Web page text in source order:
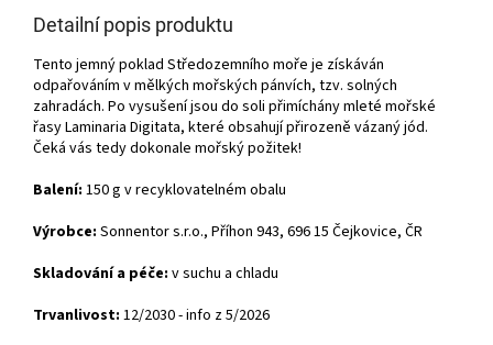
Detailní popis produktu
Tento jemný poklad Středozemního moře je získáván
odpařováním v mělkých mořských pánvích, tzv. solných
zahradách. Po vysušení jsou do soli přimíchány mleté mořské
řasy Laminaria Digitata, které obsahují přirozeně vázaný jód.
Čeká vás tedy dokonale mořský požitek!
Balení: 150 g v recyklovatelném obalu
Výrobce: Sonnentor s.r.o., Příhon 943, 696 15 Čejkovice, ČR
Skladování a péče: v suchu a chladu
Trvanlivost: 12/2030 - info z 5/2026